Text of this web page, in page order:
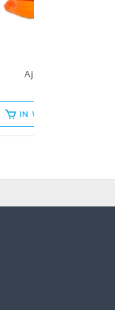
Aji Amarillo
IN WINKELMAND